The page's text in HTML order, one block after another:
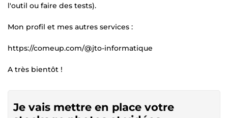
l'outil ou faire des tests).
Mon profil et mes autres services :
https://comeup.com/@jto-informatique
A très bientôt !
Je vais mettre en place votre